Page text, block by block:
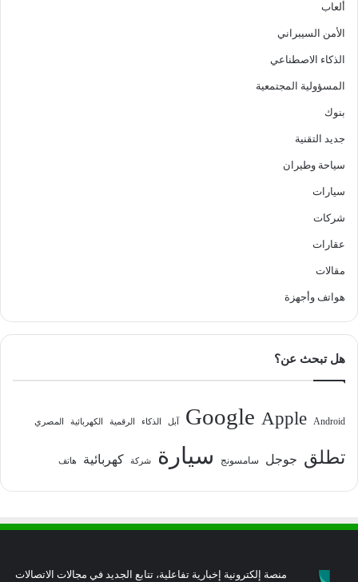
ألعاب
الأمن السيبراني
الذكاء الاصطناعي
المسؤولية المجتمعية
بنوك
جديد التقنية
سياحة وطيران
سيارات
شركات
عقارات
مقالات
هواتف وأجهزة
هل تبحث عن؟
Android
Apple
Google آبل الذكاء الرقمية الكهربائية المصري
تطلق جوجل سامسونج سيارة شركة كهربائية هاتف
منصة إلكترونية إخبارية تفاعلية، تتابع الجديد في مجالات الاتصالات